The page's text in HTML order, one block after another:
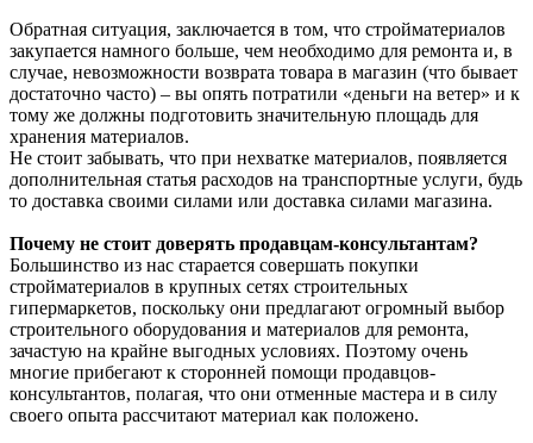
Обратная ситуация, заключается в том, что стройматериалов
закупается намного больше, чем необходимо для ремонта и, в
случае, невозможности возврата товара в магазин (что бывает
достаточно часто) – вы опять потратили «деньги на ветер» и к
тому же должны подготовить значительную площадь для
хранения материалов.
Не стоит забывать, что при нехватке материалов, появляется
дополнительная статья расходов на транспортные услуги, будь
то доставка своими силами или доставка силами магазина.
Почему не стоит доверять продавцам-консультантам?
Большинство из нас старается совершать покупки
стройматериалов в крупных сетях строительных
гипермаркетов, поскольку они предлагают огромный выбор
строительного оборудования и материалов для ремонта,
зачастую на крайне выгодных условиях. Поэтому очень
многие прибегают к сторонней помощи продавцов-
консультантов, полагая, что они отменные мастера и в силу
своего опыта рассчитают материал как положено.